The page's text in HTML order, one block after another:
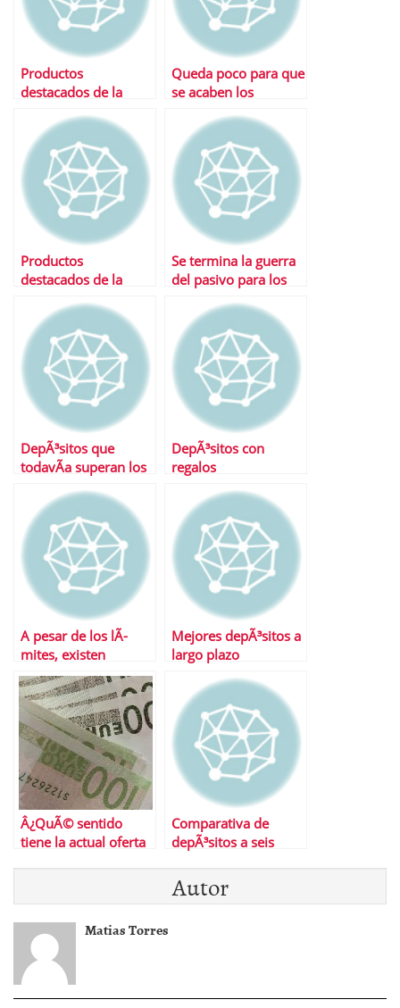
Productos
destacados de la
Queda poco para que
se acaben los
Productos
destacados de la
Se termina la guerra
del pasivo para los
ofertas nos quedan
todavÃ­a?
DepÃ³sitos que
todavÃ­a superan los
DepÃ³sitos con
regalos
A pesar de los lÃ­
mites, existen
depÃ³sitos al 5% TAE
Mejores depÃ³sitos a
largo plazo
Â¿QuÃ© sentido
tiene la actual oferta
Comparativa de
depÃ³sitos a seis
Autor
Matias Torres